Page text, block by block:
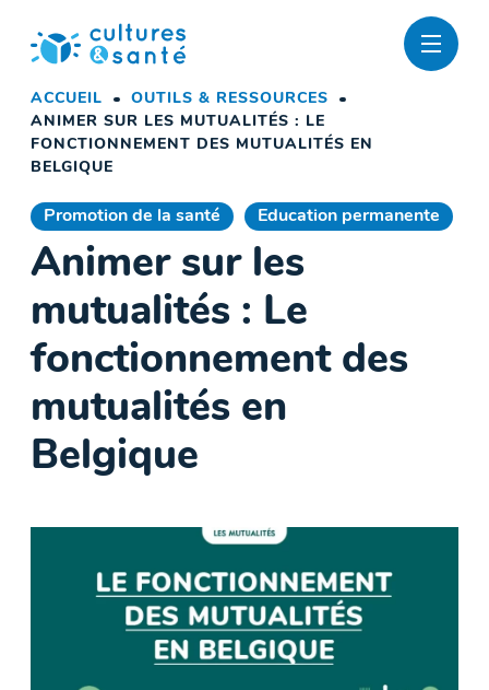
contenu
ACCUEIL
OUTILS & RESSOURCES
ANIMER SUR LES MUTUALITÉS : LE
FONCTIONNEMENT DES MUTUALITÉS EN
BELGIQUE
Promotion de la santé Education permanente
Animer sur les
mutualités : Le
fonctionnement des
mutualités en
Belgique